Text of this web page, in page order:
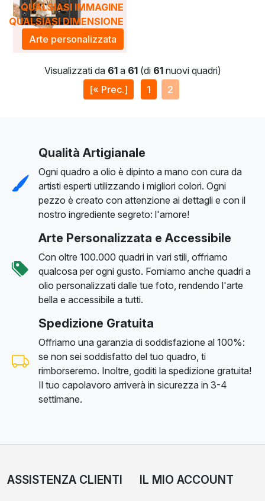
QUALSIASI IMMAGINE
QUALSIASI DIMENSIONE
Arte personalizzata
Visualizzati da 61a 61(di 61nuovi quadri)
[« Prec.]
1 2
Qualità Artigianale
Ogni quadro a olio è dipinto a mano con cura da
artisti esperti utilizzando i migliori colori. Ogni
pezzo è creato con attenzione ai dettagli e con il
nostro ingrediente segreto: l'amore!
Arte Personalizzata e Accessibile
Con oltre 100.000 quadri in vari stili, offriamo
qualcosa per ogni gusto. Forniamo anche quadri a
olio personalizzati dalle tue foto, rendendo l'arte
bella e accessibile a tutti.
Spedizione Gratuita
Offriamo una garanzia di soddisfazione al 100%:
se non sei soddisfatto del tuo quadro, ti
rimborseremo. Inoltre, goditi la spedizione gratuita!
Il tuo capolavoro arriverà in sicurezza in 3-4
settimane.
ASSISTENZA CLIENTI IL MIO ACCOUNT